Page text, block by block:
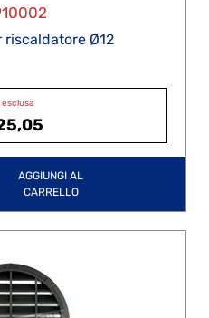
riscaldatore Ø12
esclusa
AGGIUNGI AL
CARRELLO